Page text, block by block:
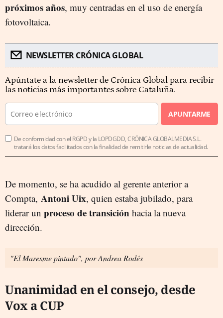
próximos años, muy centradas en el uso de energía
fotovoltaica.
NEWSLETTER CRÓNICA GLOBAL
Apúntate a la newsletter de Crónica Global para recibir
las noticias más importantes sobre Cataluña.
APUNTARME
De conformidad con el RGPD y la LOPDGDD, CRÓNICA GLOBALMEDIA S.L.
tratará los datos facilitados con la finalidad de remitirle noticias de actualidad.
De momento, se ha acudido al gerente anterior a
Compta, Antoni Uix, quien estaba jubilado, para
liderar un proceso de transición hacia la nueva
dirección.
"El Maresme pintado", por Andrea Rodés
Unanimidad en el consejo, desde
Vox a CUP